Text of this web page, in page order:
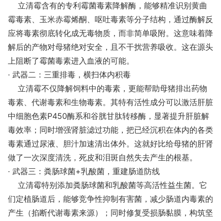
立清霉含有的专利霉菌毒素降解酶，能够精准识别黄曲
霉毒素、玉米赤霉烯酮、呕吐毒素等分子结构，通过酶解反
应将毒素彻底转化成无毒物质，而非简单吸附。这意味着降
解后的产物对母猪绝对安全，且不干扰营养吸收。这在源头
上阻断了霉菌毒素进入血液的可能。
· 武器二：三重排毒，横扫体内积毒
立清霉不仅降解饲料中的毒素，更能帮助母猪排出药物
毒素、代谢毒素和生物毒素。其特有活性成分可以激活肝脏
中细胞色素P450酶系和谷胱甘肽转移酶，显著提升肝脏解
毒效率；同时增强肾脏滤过功能，把已经沉积在体内的各类
毒素通过尿液、胆汁加速清出体外。这就好比给母猪的肝肾
做了一次深度清洗，死皮和泪斑自然失去产生的根基。
· 武器三：粪肠球菌+乳酸菌，重建肠道防线
立清霉特别添加粪肠球菌和乳酸菌等高活性益生菌。它
们定植肠道后，能够竞争性抑制有害菌，减少肠道内毒素的
产生（掐断代谢毒素来源）；同时修复受损肠黏膜，构筑坚